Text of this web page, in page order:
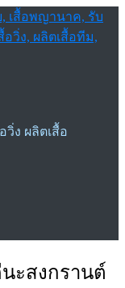
วิ่ง ผลิตเสื้อ
ะสงกรานต์